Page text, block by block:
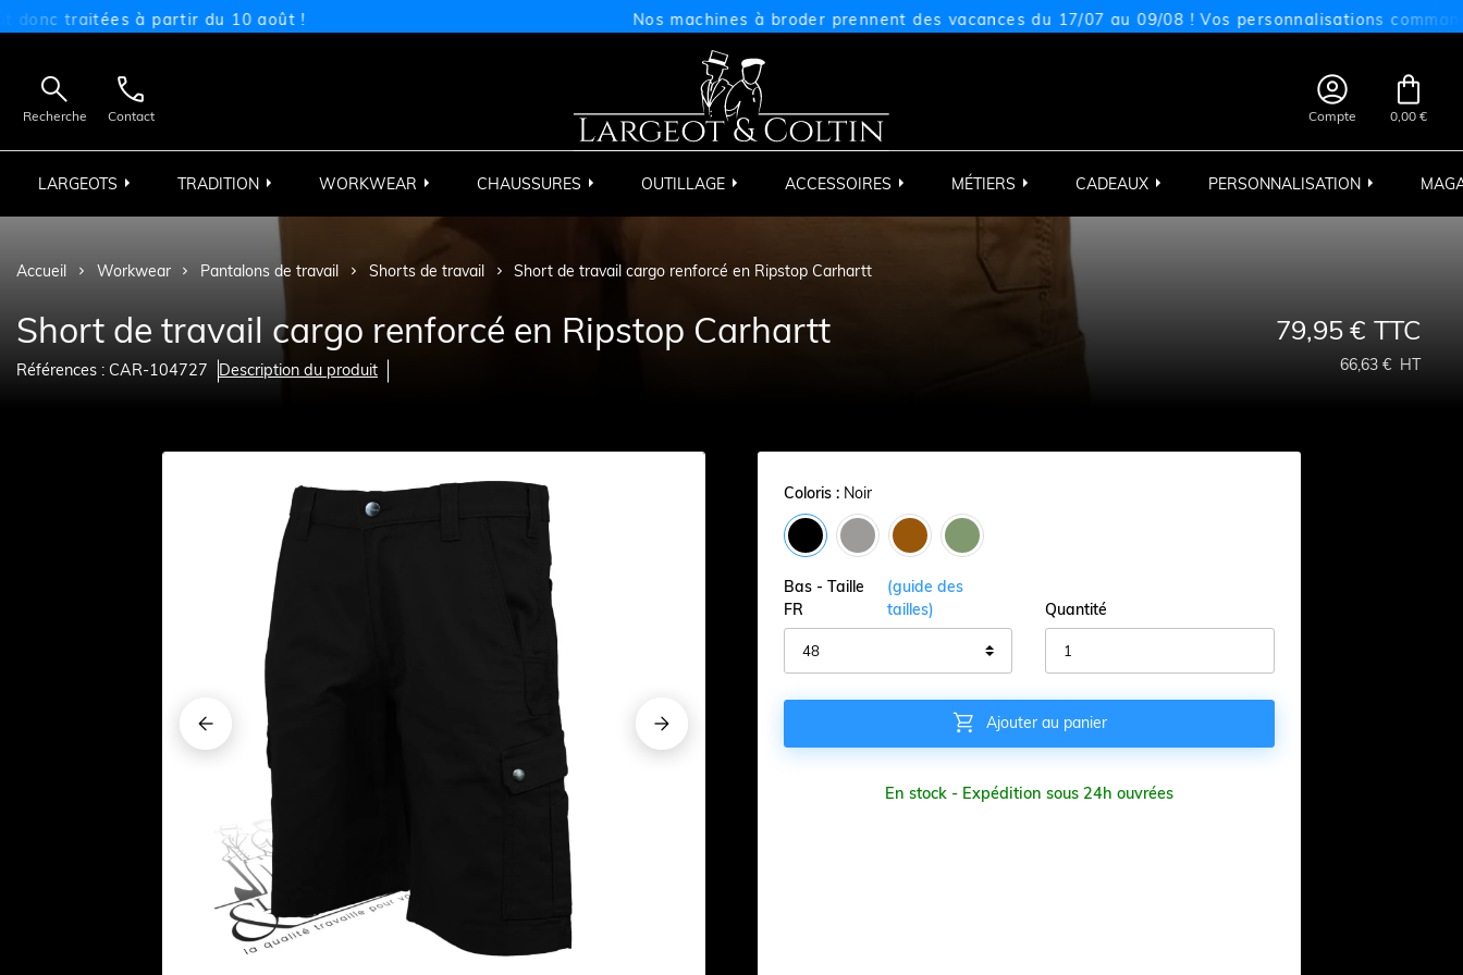
traitées à partir du 10 août ! Nos machines à broder prennent des vacances du 17/07 au 09/08 ! Vos personnalisations

Recherche

Contact

Compte

0,00 €
LARGEOTS TRADITION WORKWEAR CHAUSSURES OUTILLAGE ACCESSOIRES MÉTIERS CADEAUX PERSONNALISATION
Accueil Workwear Pantalons de travail Shorts de travail Short de travail cargo renforcé en Ripstop Carhartt
Short de travail cargo renforcé en Ripstop Carhartt
Références : CAR-104727 Description du produit
79,95 € TTC
66,63 € HT
 
 
 
 
 
 
Coloris : Noir
Bas - Taille
FR
(guide des
tailles)
Quantité
 Ajouter au panier
En stock - Expédition sous 24h ouvrées